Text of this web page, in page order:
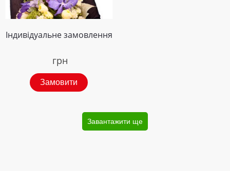
Індивідуальне замовлення
грн
Замовити
Завантажити ще